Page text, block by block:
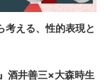
考える、性的表現と
酒井善三×大森時生